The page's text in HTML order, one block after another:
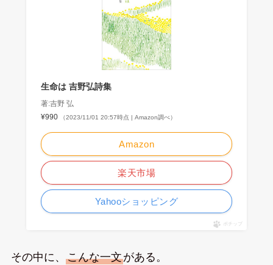
生命は 吉野弘詩集
著:吉野 弘
¥990
（2023/11/01 20:57時点 | Amazon調べ）
Amazon
楽天市場
Yahooショッピング
ポチップ
その中に、 こんな一文がある。